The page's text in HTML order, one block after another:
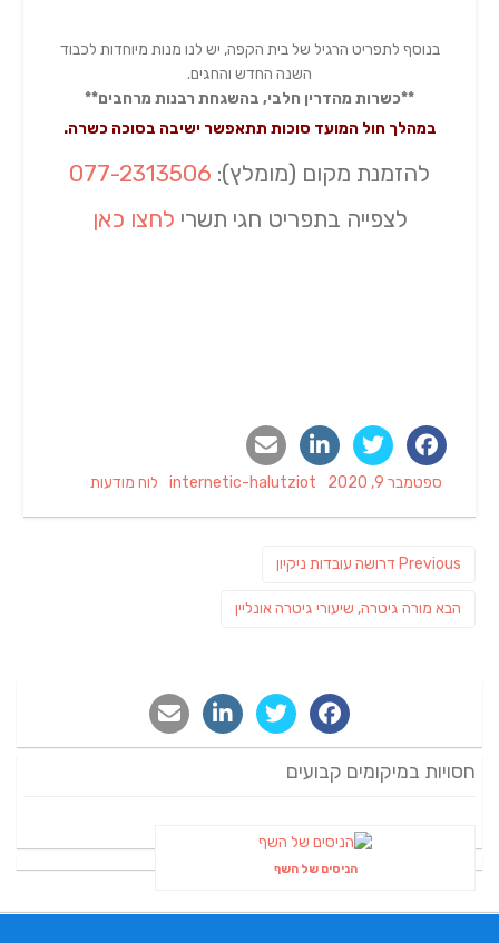
בנוסף לתפריט הרגיל של בית הקפה, יש לנו מנות מיוחדות לכבוד
השנה החדש והחגים.
**כשרות מהדרין חלבי, בהשגחת רבנות מרחבים**
במהלך חול המועד סוכות תתאפשר ישיבה בסוכה כשרה.
להזמנת מקום (מומלץ): 077-2313506
לצפייה בתפריט חגי תשרי לחצו כאן
Posted
ספטמבר 9, 2020 Author
internetic-halutziot
Categories
לוח מודעות
Previous
Previous
דרושה עובדות ניקיון
הבא פוסט
מורה גיטרה, שיעורי גיטרה אונליין
חסויות במיקומים קבועים
הניסים של השף